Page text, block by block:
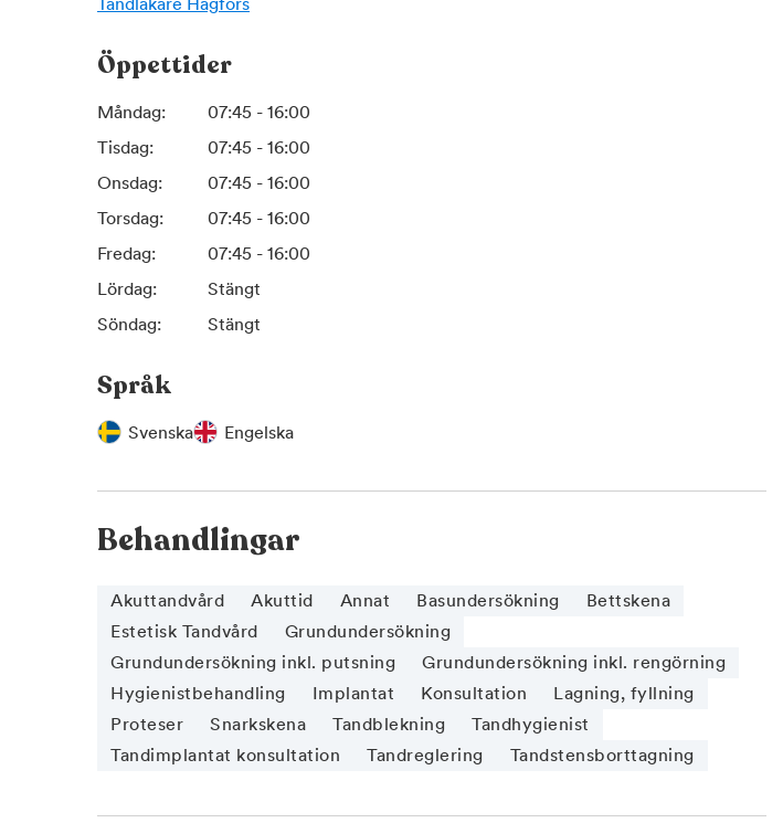
Öppettider
Måndag:
07:45 - 16:00
Tisdag:
07:45 - 16:00
Onsdag:
07:45 - 16:00
Torsdag:
07:45 - 16:00
Fredag:
07:45 - 16:00
Lördag:
Stängt
Söndag:
Stängt
Språk
Svenska Engelska
Behandlingar
Akuttandvård Akuttid Annat Basundersökning
Bettskena
Estetisk Tandvård
Grundundersökning
Grundundersökning inkl. putsning
Grundundersökning inkl. rengörning
Hygienistbehandling
Implantat Konsultation
Lagning, fyllning
Proteser
Snarkskena Tandblekning
Tandhygienist
Tandimplantat konsultation
Tandreglering Tandstensborttagning